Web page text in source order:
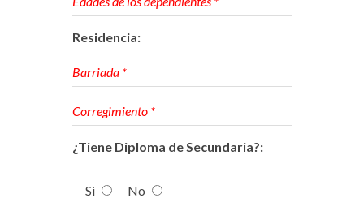
Residencia:
¿Tiene Diploma de Secundaria?:
Si No